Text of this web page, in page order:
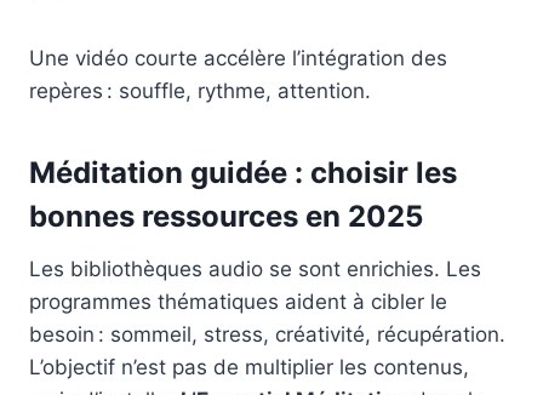
Une vidéo courte accélère l’intégration des
repères : souffle, rythme, attention.
Méditation guidée : choisir les
bonnes ressources en 2025
Les bibliothèques audio se sont enrichies. Les
programmes thématiques aident à cibler le
besoin : sommeil, stress, créativité, récupération.
L’objectif n’est pas de multiplier les contenus,